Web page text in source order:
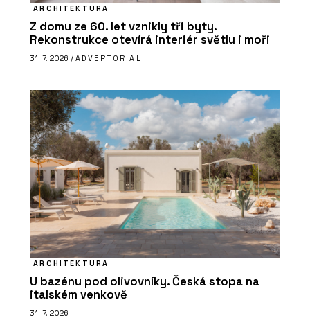
ARCHITEKTURA
Z domu ze 60. let vznikly tři byty.
Rekonstrukce otevírá interiér světlu i moři
31. 7. 2026 / ADVERTORIAL
ARCHITEKTURA
U bazénu pod olivovníky. Česká stopa na
italském venkově
31. 7. 2026